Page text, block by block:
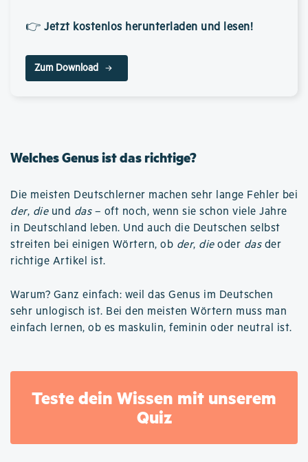
👉 Jetzt kostenlos herunterladen und lesen!
Zum Download
Welches Genus ist das richtige?
Die meisten Deutschlerner machen sehr lange Fehler bei
der, dieund das– oft noch, wenn sie schon viele Jahre
in Deutschland leben. Und auch die Deutschen selbst
streiten bei einigen Wörtern, ob der, dieoder dasder
richtige Artikel ist.
Warum? Ganz einfach: weil das Genus im Deutschen
sehr unlogisch ist. Bei den meisten Wörtern muss man
einfach lernen, ob es maskulin, feminin oder neutral ist.
Teste dein Wissen mit unserem
Quiz